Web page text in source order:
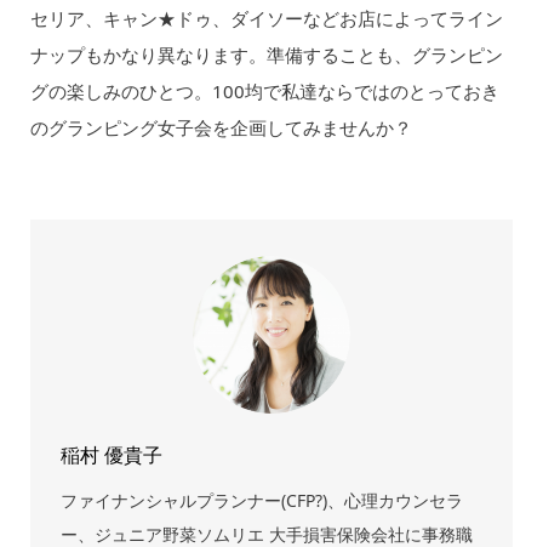
セリア、キャン★ドゥ、ダイソーなどお店によってライン
ナップもかなり異なります。準備することも、グランピン
グの楽しみのひとつ。100均で私達ならではのとっておき
のグランピング女子会を企画してみませんか？
稲村 優貴子
ファイナンシャルプランナー(CFP?)、心理カウンセラ
ー、ジュニア野菜ソムリエ 大手損害保険会社に事務職